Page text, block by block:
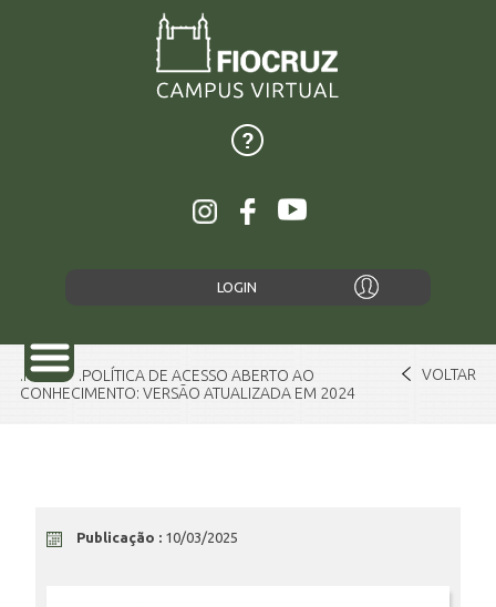
LOGIN
ENSINO
Home
POLÍTICA DE ACESSO ABERTO AO
CONHECIMENTO: VERSÃO ATUALIZADA EM 2024
VOLTAR
Publicação : 10/03/2025